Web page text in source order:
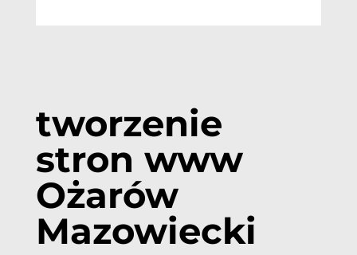
tworzenie
stron www
Ożarów
Mazowiecki